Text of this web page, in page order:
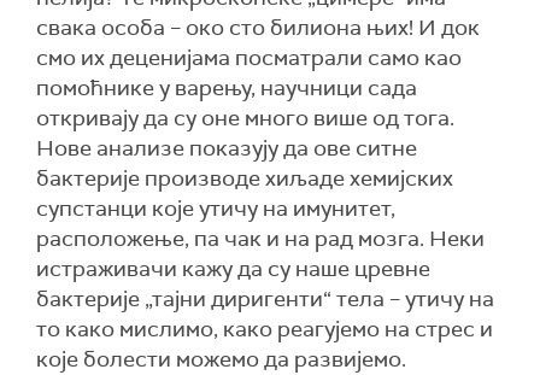
свака особа – око сто билиона њих! И док
смо их деценијама посматрали само као
помоћнике у варењу, научници сада
откривају да су оне много више од тога.
Нове анализе показују да ове ситне
бактерије производе хиљаде хемијских
супстанци које утичу на имунитет,
расположење, па чак и на рад мозга. Неки
истраживачи кажу да су наше цревне
бактерије „тајни диригенти“ тела – утичу на
то како мислимо, како реагујемо на стрес и
које болести можемо да развијемо.